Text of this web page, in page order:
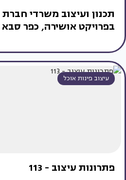
בפרויקט אושירה, כפר סבא
עיצוב פינות אוכל
פתרונות עיצוב - 113